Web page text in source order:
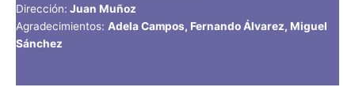
Dirección: Juan Muñoz
Agradecimientos: Adela Campos, Fernando Álvarez, Miguel
Sánchez